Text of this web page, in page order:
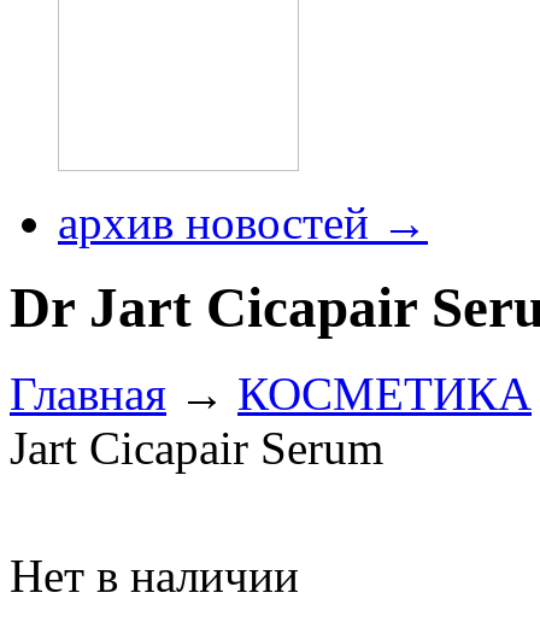
архив новостей →
Dr Jart Cicapair
Главная → КОСМЕТИКА
Jart Cicapair Serum
Нет в наличии